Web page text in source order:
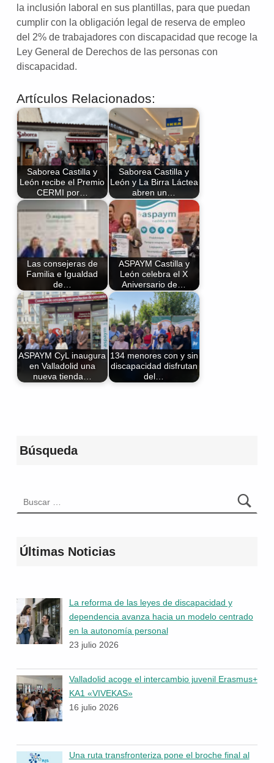
la inclusión laboral en sus plantillas, para que puedan
cumplir con la obligación legal de reserva de empleo
del 2% de trabajadores con discapacidad que recoge la
Ley General de Derechos de las personas con
discapacidad.
Artículos Relacionados:
Saborea Castilla y
León recibe el Premio
CERMI por…
Saborea Castilla y
León y La Birra Láctea
abren un…
Las consejeras de
Familia e Igualdad
de…
ASPAYM Castilla y
León celebra el X
Aniversario de…
ASPAYM CyL inaugura
en Valladolid una
nueva tienda…
134 menores con y sin
discapacidad disfrutan
del…
Búsqueda
Últimas Noticias
La reforma de las leyes de discapacidad y
dependencia avanza hacia un modelo centrado
en la autonomía personal
23 julio 2026
Valladolid acoge el intercambio juvenil Erasmus+
KA1 «VIVEKAS»
16 julio 2026
Una ruta transfronteriza pone el broche final al